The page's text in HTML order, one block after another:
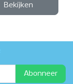
Bekijken
Abonneer